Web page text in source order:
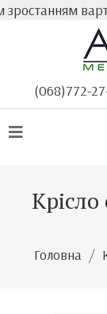
(068)772-
Головна